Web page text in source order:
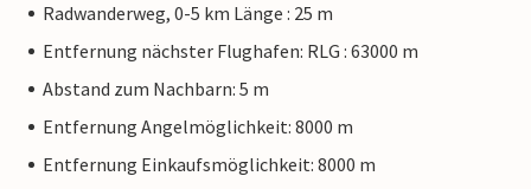
Radwanderweg, 0-5 km Länge : 25 m
Entfernung nächster Flughafen: RLG : 63000 m
Abstand zum Nachbarn: 5 m
Entfernung Angelmöglichkeit: 8000 m
Entfernung Einkaufsmöglichkeit: 8000 m